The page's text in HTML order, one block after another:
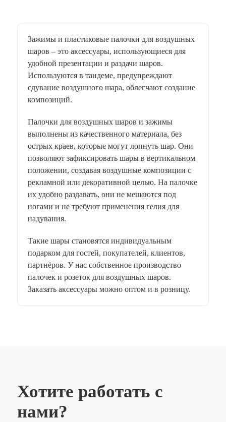
Белая
100шт/
уп
Зажимы и пластиковые палочки для воздушных
шаров – это аксессуары, использующиеся для
удобной презентации и раздачи шаров.
Используются в тандеме, предупреждают
сдувание воздушного шара, облегчают создание
композиций.
Палочки для воздушных шаров и зажимы
выполнены из качественного материала, без
острых краев, которые могут лопнуть шар. Они
позволяют зафиксировать шары в вертикальном
положении, создавая воздушные композиции с
рекламной или декоративной целью. На палочке
их удобно раздавать, они не мешаются под
ногами и не требуют применения гелия для
надувания.
Такие шары становятся индивидуальным
подарком для гостей, покупателей, клиентов,
партнёров. У нас собственное производство
палочек и розеток для воздушных шаров.
Заказать аксессуары можно оптом и в розницу.
Хотите работать с
нами?